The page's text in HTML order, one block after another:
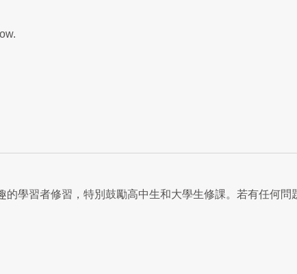
學習者修習，特別鼓勵高中生和大學生修課。若有任何問